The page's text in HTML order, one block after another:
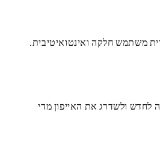
ממשיכה לחדש ולשדרג את האייפון מדי